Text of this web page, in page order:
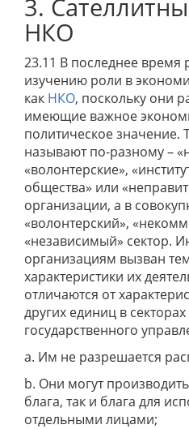
3.
НКО
23.11 В последнее время
изучению роли в
как НКО, поскольку они
имеющие важное
политическое значение.
называют по-разному –
«волонтерские»,
общества» или
организации, а в
«волонтерский»,
«независимый» сектор.
организациям вызван
характеристики их
отличаются от
других единиц в секторах
государственного
a. Им не разрешается
b. Они могут
блага, так и блага для
отдельными лицами;